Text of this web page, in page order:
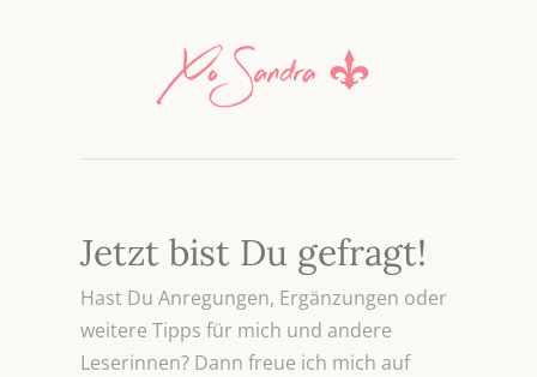
Jetzt bist Du gefragt!
Hast Du Anregungen, Ergänzungen oder
weitere Tipps für mich und andere
Leserinnen? Dann freue ich mich auf